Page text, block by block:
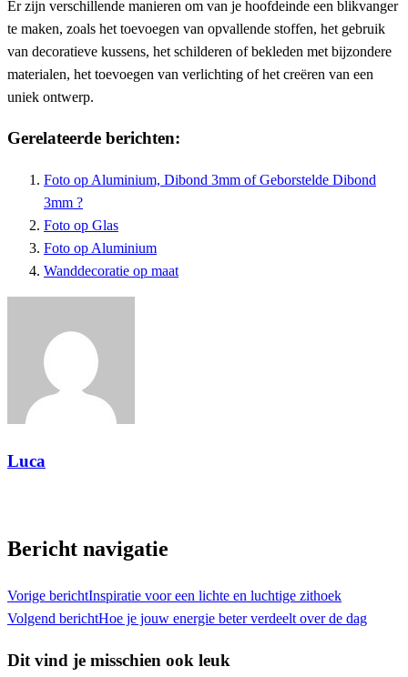
Er zijn verschillende manieren om van je hoofdeinde een blikvanger
te maken, zoals het toevoegen van opvallende stoffen, het gebruik
van decoratieve kussens, het schilderen of bekleden met bijzondere
materialen, het toevoegen van verlichting of het creëren van een
uniek ontwerp.
Gerelateerde berichten:
Foto op Aluminium, Dibond 3mm of Geborstelde Dibond
3mm ?
Foto op Glas
Foto op Aluminium
Wanddecoratie op maat
Luca
Bericht navigatie
Vorige berichtInspiratie voor een lichte en luchtige zithoek
Volgend berichtHoe je jouw energie beter verdeelt over de dag
Dit vind je misschien ook leuk